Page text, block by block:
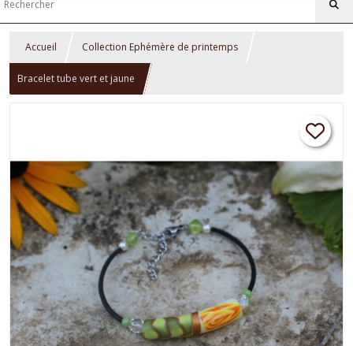
Accueil Collection Ephémère de printemps
Bracelet tube vert et jaune